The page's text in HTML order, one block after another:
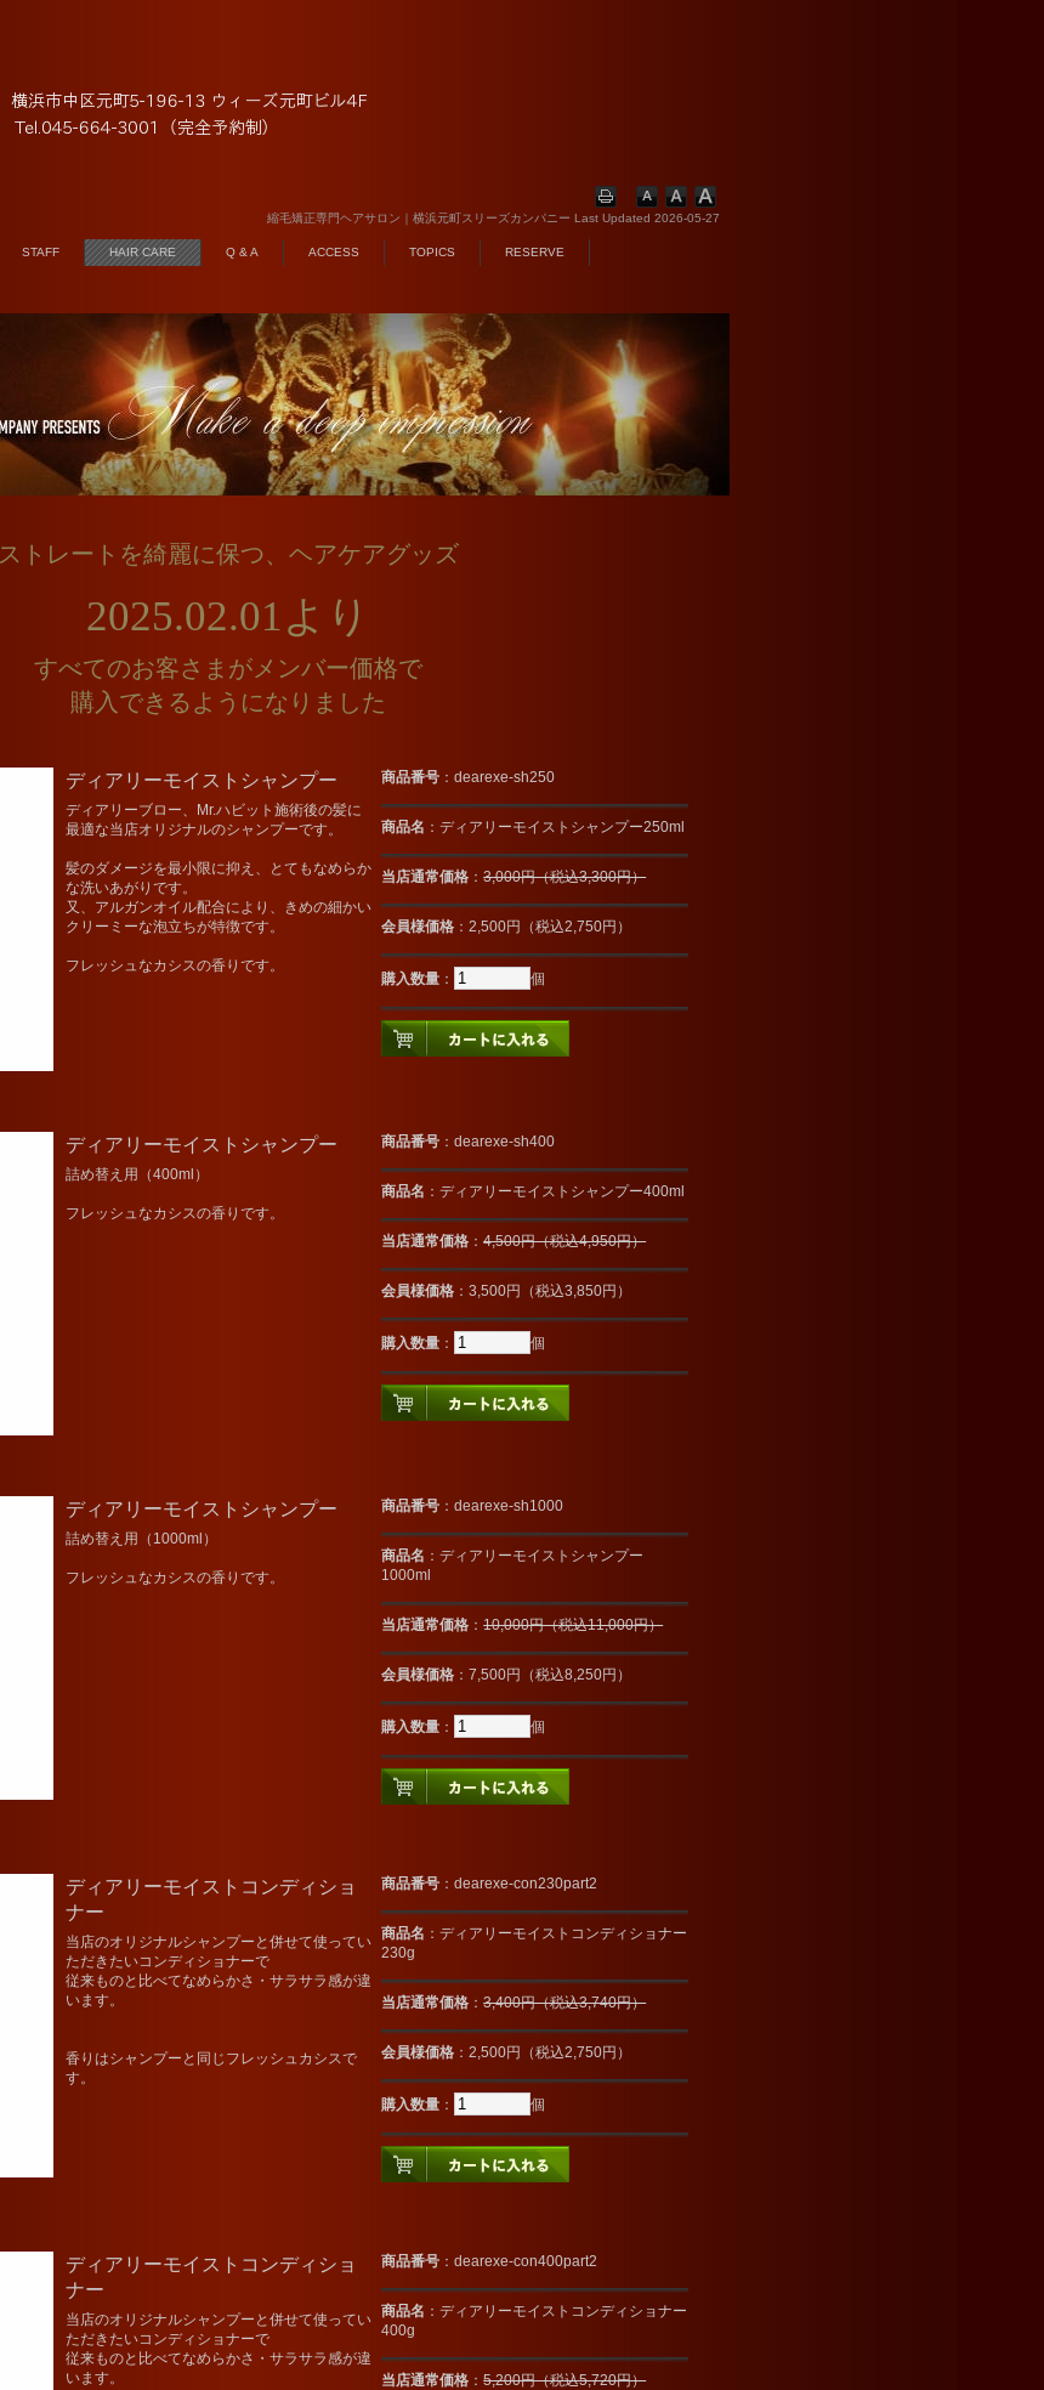
縮毛矯正専門ヘアサロン｜横浜元町スリーズカンパニー Last Updated 2026-05-27
STAFF HAIR CARE Q & A ACCESS TOPICS RESERVE
ストレートを綺麗に保つ、ヘアケアグッズ
2025.02.01より
すべてのお客さまがメンバー価格で
購入できるようになりました
ディアリーモイストシャンプー
ディアリーブロー、Mr.ハビット施術後の髪に
最適な当店オリジナルのシャンプーです。
髪のダメージを最小限に抑え、とてもなめらか
な洗いあがりです。
又、アルガンオイル配合により、きめの細かい
クリーミーな泡立ちが特徴です。
フレッシュなカシスの香りです。
商品番号 ：dearexe-sh250
商品名 ：ディアリーモイストシャンプー250ml
当店通常価格 ：3,000円（税込3,300円）
会員様価格 ：2,500円（税込2,750円）
購入数量 ： 個
ディアリーモイストシャンプー
詰め替え用（400ml）
フレッシュなカシスの香りです。
商品番号 ：dearexe-sh400
商品名 ：ディアリーモイストシャンプー400ml
当店通常価格 ：4,500円（税込4,950円）
会員様価格 ：3,500円（税込3,850円）
購入数量 ： 個
ディアリーモイストシャンプー
詰め替え用（1000ml）
フレッシュなカシスの香りです。
商品番号 ：dearexe-sh1000
商品名 ：ディアリーモイストシャンプー
1000ml
当店通常価格 ：10,000円（税込11,000円）
会員様価格 ：7,500円（税込8,250円）
購入数量 ： 個
ディアリーモイストコンディショ
ナー
当店のオリジナルシャンプーと併せて使ってい
ただきたいコンディショナーで
従来ものと比べてなめらかさ・サラサラ感が違
います。
香りはシャンプーと同じフレッシュカシスで
す。
商品番号 ：dearexe-con230part2
商品名 ：ディアリーモイストコンディショナー
230g
当店通常価格 ：3,400円（税込3,740円）
会員様価格 ：2,500円（税込2,750円）
購入数量 ： 個
ディアリーモイストコンディショ
ナー
当店のオリジナルシャンプーと併せて使ってい
ただきたいコンディショナーで
従来ものと比べてなめらかさ・サラサラ感が違
います。
商品番号 ：dearexe-con400part2
商品名 ：ディアリーモイストコンディショナー
400g
当店通常価格 ：5,200円（税込5,720円）